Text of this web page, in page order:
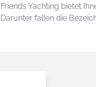
Friends Yachting bietet
Darunter fallen die